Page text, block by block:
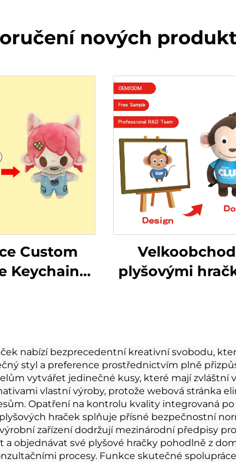
nových
Custom
Keychain
plyšovými
nabízí bezprecedentní kreativní svobodu,
styl a preference prostřednictvím plně
vytvářet jedinečné kusy, které mají zvláštní
vlastní výroby, protože webová stránka
Opatření na kontrolu kvality integrovaná
hraček splňuje přísné bezpečnostní
zařízení dodržují mezinárodní předpisy
objednávat své plyšové hračky pohodlně z
procesy. Funkce skutečné